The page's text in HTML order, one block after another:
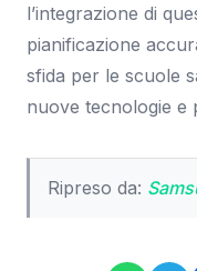
l’integrazione di
pianificazione
sfida per le scuole
nuove tecnologie e
Ripreso da: